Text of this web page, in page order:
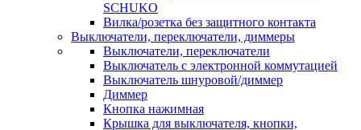
SCHUKO
Вилка/розетка без защитного контакта
Выключатели, переключатели, диммеры
Выключатели, переключатели
Выключатель с электронной коммутацией
Выключатель шнуровой/диммер
Диммер
Кнопка нажимная
Крышка для выключателя, кнопки,